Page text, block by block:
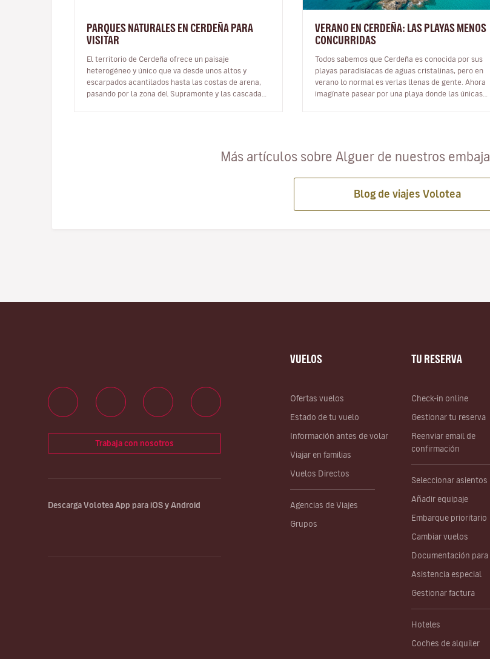
PARQUES NATURALES EN CERDEÑA PARA
VISITAR
El territorio de Cerdeña ofrece un paisaje
heterogéneo y único que va desde unos altos y
escarpados acantilados hasta las costas de arena,
pasando por la zona del Supramonte y las cascadas,
VERANO EN CERDEÑA: LAS PLAYAS MENOS
CONCURRIDAS
Todos sabemos que Cerdeña es conocida por sus
playas paradisíacas de aguas cristalinas, pero en
verano lo normal es verlas llenas de gente. Ahora
imagínate pasear por una playa donde las únicas
Más artículos sobre Alguer de nuestros
Blog de viajes Volotea
VUELOS
Ofertas vuelos
Estado de tu vuelo
Información antes de volar
Viajar en familias
Vuelos Directos
Agencias de Viajes
Grupos
TU RESERVA
Check-in online
Gestionar tu reserva
Reenviar email de
confirmación
Seleccionar asientos
Añadir equipaje
Embarque prioritario
Cambiar vuelos
Documentación para
Asistencia especial
Gestionar factura
Hoteles
Coches de alquiler
Trabaja con nosotros
Descarga Volotea App para iOS y Android